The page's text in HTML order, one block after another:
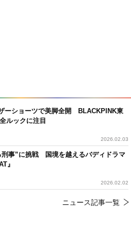
ーショーツで美脚全開 BLACKPINK東
ルックに注目
2026.02.03
刑事”に挑戦 国境を越えるバディドラマ
』
2026.02.02
ニュース記事一覧